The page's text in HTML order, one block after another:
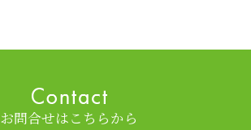
お問合せはこちらから